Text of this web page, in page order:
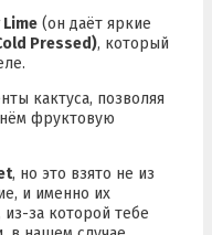
Lime (он даёт яркие
Pressed), который
кактуса, позволяя
фруктовую
, но это взято не из
и именно их
из-за которой тебе